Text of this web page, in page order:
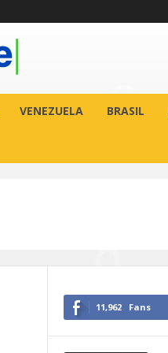
VENEZUELA BRASIL
11,962 Fans